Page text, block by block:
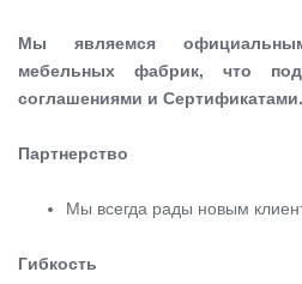
Мы являемся
мебельных фабрик, что
соглашениями и Сертификатами.
Партнерство
Мы всегда рады новым
Гибкость